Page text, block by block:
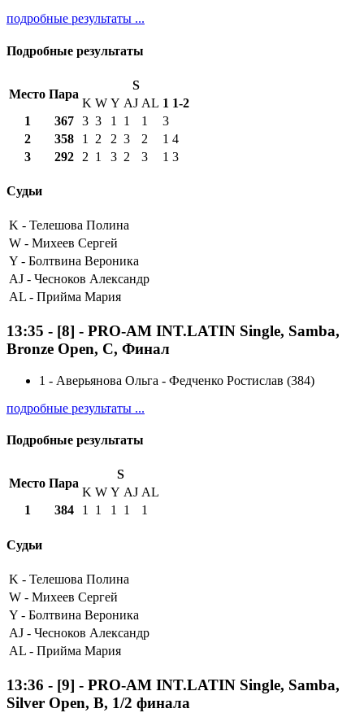
подробные результаты ...
Подробные результаты
Место Пара
S
K W Y AJ AL 1 1-2
1
367 3 3 1 1 1
3
2
358 1 2 2 3 2 1 4
3
292 2 1 3 2 3 1 3
Судьи
K - Телешова Полина
W - Михеев Сергей
Y - Болтвина Вероника
AJ - Чесноков Александр
AL - Прийма Мария
13:35 - [8] - PRO-AM INT.LATIN Single, Samba,
Bronze Open, C, Финал
1 - Аверьянова Ольга - Федченко Ростислав (384)
подробные результаты ...
Подробные результаты
Место Пара
S
K W Y AJ AL
1
384 1 1 1 1 1
Судьи
K - Телешова Полина
W - Михеев Сергей
Y - Болтвина Вероника
AJ - Чесноков Александр
AL - Прийма Мария
13:36 - [9] - PRO-AM INT.LATIN Single, Samba,
Silver Open, B, 1/2 финала